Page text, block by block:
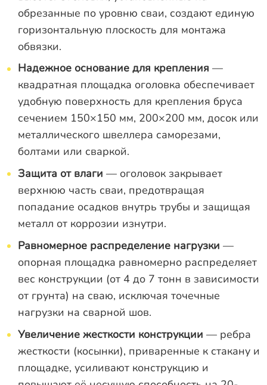
обрезанные по уровню сваи, создают единую
горизонтальную плоскость для монтажа
обвязки.
Надежное основание для крепления —
квадратная площадка оголовка обеспечивает
удобную поверхность для крепления бруса
сечением 150×150 мм, 200×200 мм, досок или
металлического швеллера саморезами,
болтами или сваркой.
Защита от влаги — оголовок закрывает
верхнюю часть сваи, предотвращая
попадание осадков внутрь трубы и защищая
металл от коррозии изнутри.
Равномерное распределение нагрузки —
опорная площадка равномерно распределяет
вес конструкции (от 4 до 7 тонн в зависимости
от грунта) на сваю, исключая точечные
нагрузки на сварной шов.
Увеличение жесткости конструкции — ребра
жесткости (косынки), приваренные к стакану и
площадке, усиливают конструкцию и